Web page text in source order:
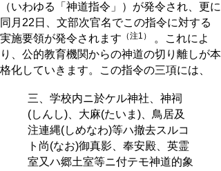
（いわゆる「神道指令」）が発令され、更に
同月22日、文部次官名でこの指令に対する
実施要領が発令されます （注1）
。これによ
り、公的教育機関からの神道の切り離しが本
格化していきます。この指令の三項には、
三、学校内ニ於ケル神社、神祠
(しんし)、大麻(たいま)、鳥居及
注連縄(しめなわ)等ハ撤去スルコ
ト尚(なお)御真影、奉安殿、英霊
室又ハ郷土室等ニ付テモ神道的象